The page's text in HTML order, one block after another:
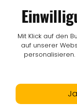
Mit Klick auf den
auf unserer